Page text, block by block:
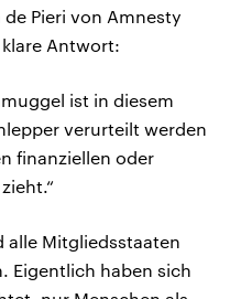
Pieri von Amnesty
Antwort:
ist in diesem
verurteilt werden
finanziellen oder
alle Mitgliedsstaaten
Eigentlich haben sich